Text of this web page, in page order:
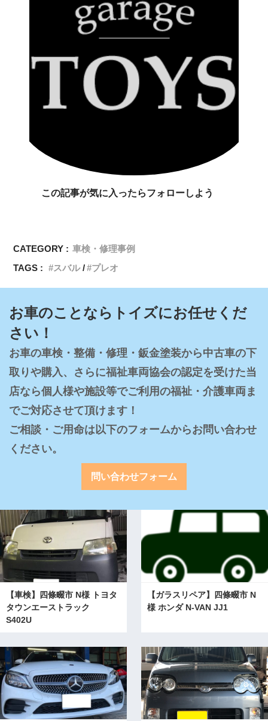
この記事が気に入ったらフォローしよう
CATEGORY : 車検・修理事例
TAGS :
スバル プレオ
お車のことならトイズにお任せくだ
さい！
お車の車検・整備・修理・鈑金塗装から中古車の下
取りや購入、さらに福祉車両協会の認定を受けた当
店なら個人様や施設等でご利用の福祉・介護車両ま
でご対応させて頂けます！
ご相談・ご用命は以下のフォームからお問い合わせ
ください。
問い合わせフォーム
【車検】四條畷市 N様 トヨタ
タウンエーストラック
S402U
【ガラスリペア】四條畷市 N
様 ホンダ N-VAN JJ1